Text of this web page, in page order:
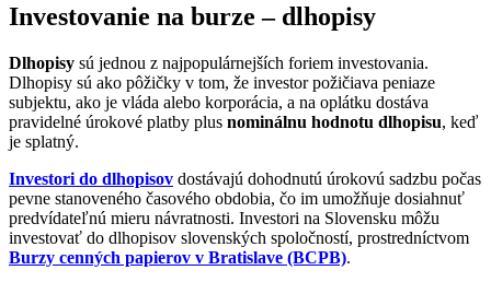
Investovanie na burze – dlhopisy
Dlhopisy sú jednou z najpopulárnejších foriem investovania.
Dlhopisy sú ako pôžičky v tom, že investor požičiava peniaze
subjektu, ako je vláda alebo korporácia, a na oplátku dostáva
pravidelné úrokové platby plus nominálnu hodnotu dlhopisu, keď
je splatný.
Investori do dlhopisov dostávajú dohodnutú úrokovú sadzbu počas
pevne stanoveného časového obdobia, čo im umožňuje dosiahnuť
predvídateľnú mieru návratnosti. Investori na Slovensku môžu
investovať do dlhopisov slovenských spoločností, prostredníctvom
Burzy cenných papierov v Bratislave (BCPB).